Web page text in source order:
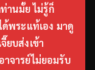
ท่านมั้ย ไม่รู้ก็
ด้พระแท้เอง มาดู
ยบส่งเข้า
จารย์ไม่ยอมรับ